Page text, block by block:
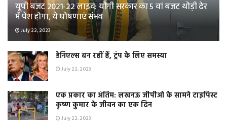
यूपी बजट 2021-22 लाइव: योगी सरकार का 5 वां बजट थोड़ी देर
में पेश होगा, ये घोषणाएं संभव
July 22, 2023
डेनिएल्स बन रहीं हैं, ट्रंप के लिए समस्या
July 22, 2023
एक प्रकार का अंतिम: लखनऊ जीपीओ के सामने टाइपिस्ट
कृष्ण कुमार के जीवन का एक दिन
July 22, 2023